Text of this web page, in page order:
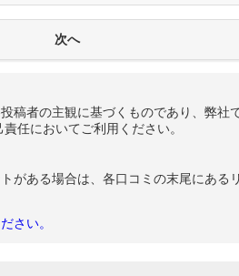
稿者の主観に基づくものであり、弊社
任においてご利用ください。
がある場合は、各口コミの末尾にある
さい。